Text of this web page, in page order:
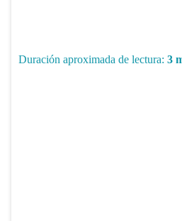
Duración aproximada de lectura: 3